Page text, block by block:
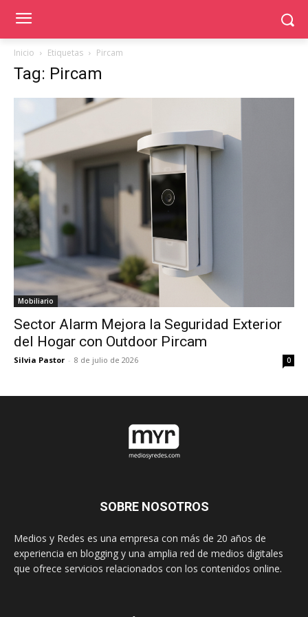
Inicio Etiquetas Pircam
Tag: Pircam
Mobiliario
Sector Alarm Mejora la Seguridad Exterior
del Hogar con Outdoor Pircam
Silvia Pastor - 8 de julio de 2026 0
SOBRE NOSOTROS
Medios y Redes es una empresa con más de 20 años de
experiencia en blogging y una amplia red de medios digitales
que ofrece servicios relacionados con los contenidos online.